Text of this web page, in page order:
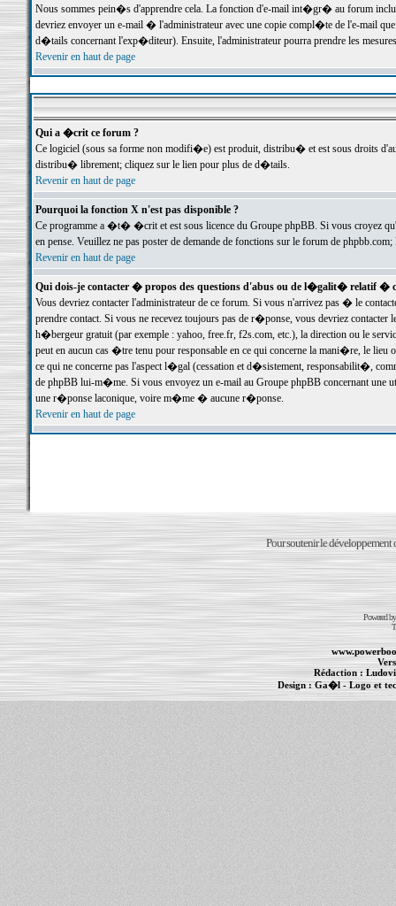
Nous sommes pein�s d'apprendre cela. La fonction d'e-mail int�gr� au forum inclut
devriez envoyer un e-mail � l'administrateur avec une copie compl�te de l'e-mail
d�tails concernant l'exp�diteur). Ensuite, l'administrateur pourra prendre les
Revenir en haut de page
Qui a �crit ce forum ?
Ce logiciel (sous sa forme non modifi�e) est produit, distribu� et est sous droits
distribu� librement; cliquez sur le lien pour plus de d�tails.
Revenir en haut de page
Pourquoi la fonction X n'est pas disponible ?
Ce programme a �t� �crit et est sous licence du Groupe phpBB. Si vous croyez
en pense. Veuillez ne pas poster de demande de fonctions sur le forum de
Revenir en haut de page
Qui dois-je contacter � propos des questions d'abus ou de l�galit� relatif �
Vous devriez contacter l'administrateur de ce forum. Si vous n'arrivez pas � le
prendre contact. Si vous ne recevez toujours pas de r�ponse, vous devriez
h�bergeur gratuit (par exemple : yahoo, free.fr, f2s.com, etc.), la direction ou le
peut en aucun cas �tre tenu pour responsable en ce qui concerne la mani�re, le
ce qui ne concerne pas l'aspect l�gal (cessation et d�sistement, responsabilit�,
de phpBB lui-m�me. Si vous envoyez un e-mail au Groupe phpBB concernant une
une r�ponse laconique, voire m�me � aucune r�ponse.
Revenir en haut de page
Pour soutenir le développement
Powered
Rédaction :
Design :Ga�l- Logo et
Informations :